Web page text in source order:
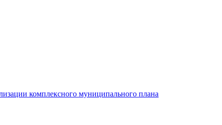
комплексного муниципального плана